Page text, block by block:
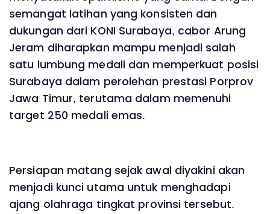
semangat latihan yang konsisten dan
dukungan dari KONI Surabaya, cabor Arung
Jeram diharapkan mampu menjadi salah
satu lumbung medali dan memperkuat posisi
Surabaya dalam perolehan prestasi Porprov
Jawa Timur, terutama dalam memenuhi
target 250 medali emas.
Persiapan matang sejak awal diyakini akan
menjadi kunci utama untuk menghadapi
ajang olahraga tingkat provinsi tersebut.